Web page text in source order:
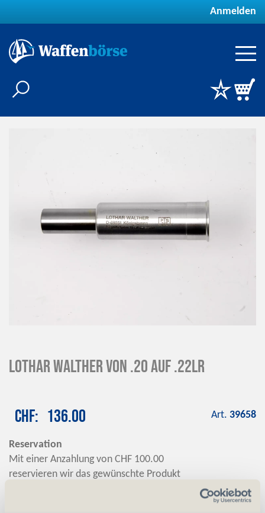
Anmelden
Lothar Walther von .20 auf .22lr
CHF 136.00
Reservation
Mit einer Anzahlung von CHF 100.00
reservieren wir das gewünschte Produkt
Art. 39658